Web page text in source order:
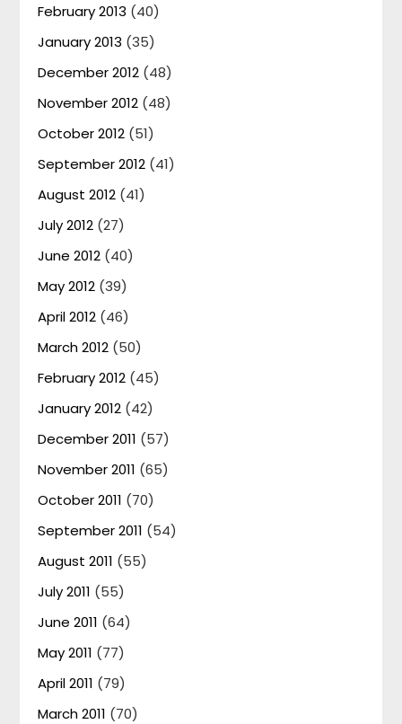
February 2013 (40)
January 2013 (35)
December 2012 (48)
November 2012 (48)
October 2012 (51)
September 2012 (41)
August 2012 (41)
July 2012 (27)
June 2012 (40)
May 2012 (39)
April 2012 (46)
March 2012 (50)
February 2012 (45)
January 2012 (42)
December 2011 (57)
November 2011 (65)
October 2011 (70)
September 2011 (54)
August 2011 (55)
July 2011 (55)
June 2011 (64)
May 2011 (77)
April 2011 (79)
March 2011 (70)